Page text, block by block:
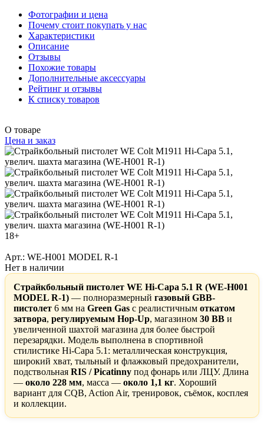
Фотографии и цена
Почему стоит покупать у нас
Характеристики
Описание
Отзывы
Похожие товары
Дополнительные аксессуары
Рейтинг и отзывы
К списку товаров
О товаре
Цена и заказ
18+
Арт.: WE-H001 MODEL R-1
Нет в наличии
Страйкбольный пистолет WE Hi-Capa 5.1 R (WE-H001
MODEL R-1) — полноразмерный газовый GBB-
пистолет 6 мм на Green Gas с реалистичным откатом
затвора, регулируемым Hop-Up, магазином 30 BB и
увеличенной шахтой магазина для более быстрой
перезарядки. Модель выполнена в спортивной
стилистике Hi-Capa 5.1: металлическая конструкция,
широкий хват, тыльный и флажковый предохранители,
подствольная RIS / Picatinny под фонарь или ЛЦУ. Длина
— около 228 мм, масса — около 1,1 кг. Хороший
вариант для CQB, Action Air, тренировок, съёмок, косплея
и коллекции.